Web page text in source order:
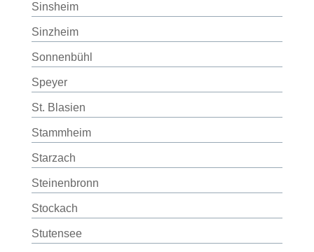
Sinsheim
Sinzheim
Sonnenbühl
Speyer
St. Blasien
Stammheim
Starzach
Steinenbronn
Stockach
Stutensee